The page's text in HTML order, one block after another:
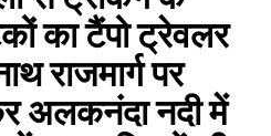
का टैंपो ट्रेवलर
राजमार्ग पर
अलकनंदा नदी में